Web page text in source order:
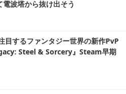
波塔から抜け出そう
目するファンタジー世界の新作PvP
Steel & Sorcery』Steam早期